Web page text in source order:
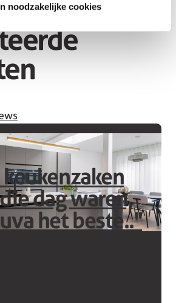
noodzakelijke cookies
dag waren,
het beste..''